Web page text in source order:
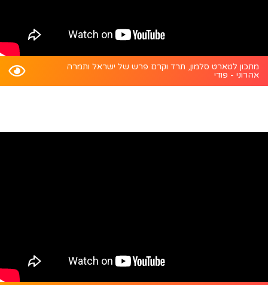
מתכון לטארט סלמון, תרד וקרם פרש של ישראל ותמרה
אהרוני - פודי